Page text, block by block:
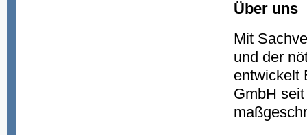
Über uns
Mit
und der
entwickelt
GmbH